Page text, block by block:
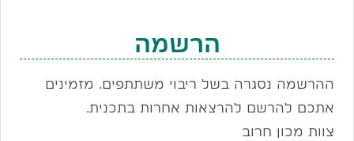
הרשמה
ההרשמה נסגרה בשל ריבוי משתתפים. מזמינים
אתכם להרשם להרצאות אחרות בתכנית.
צוות מכון חרוב